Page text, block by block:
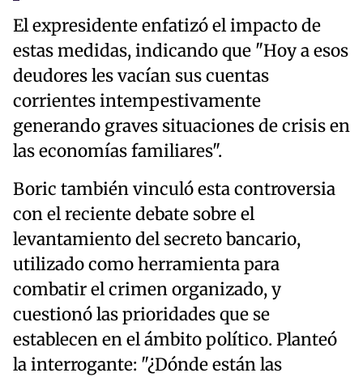
El expresidente enfatizó el impacto de
estas medidas, indicando que "Hoy a esos
deudores les vacían sus cuentas
corrientes intempestivamente
generando graves situaciones de crisis en
las economías familiares".
Boric también vinculó esta controversia
con el reciente debate sobre el
levantamiento del secreto bancario,
utilizado como herramienta para
combatir el crimen organizado, y
cuestionó las prioridades que se
establecen en el ámbito político. Planteó
la interrogante: "¿Dónde están las